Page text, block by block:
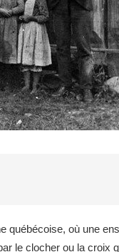
québécoise, où une
le clocher ou la croix